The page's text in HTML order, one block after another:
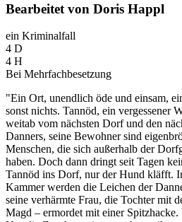
Bearbeitet von Doris Happl
ein Kriminalfall
4 D
4 H
Bei Mehrfachbesetzung
"Ein Ort, unendlich öde und einsam,
sonst nichts. Tannöd, ein vergessener
weitab vom nächsten Dorf und den
Danners, seine Bewohner sind
Menschen, die sich außerhalb der
haben. Doch dann dringt seit Tagen
Tannöd ins Dorf, nur der Hund kläfft.
Kammer werden die Leichen der
seine verhärmte Frau, die Tochter mit
Magd – ermordet mit einer